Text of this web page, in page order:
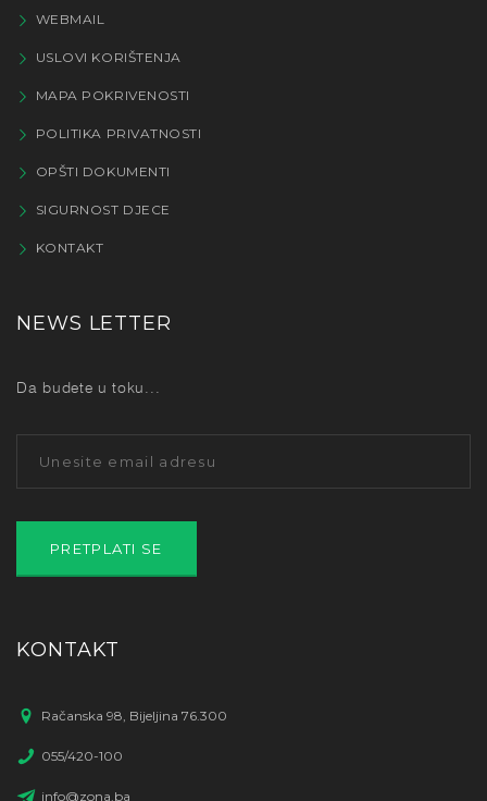
WEBMAIL
USLOVI KORIŠTENJA
MAPA POKRIVENOSTI
POLITIKA PRIVATNOSTI
OPŠTI DOKUMENTI
SIGURNOST DJECE
KONTAKT
NEWS LETTER
Da budete u toku...
KONTAKT
Račanska 98, Bijeljina 76.300
055/420-100
info@zona.ba